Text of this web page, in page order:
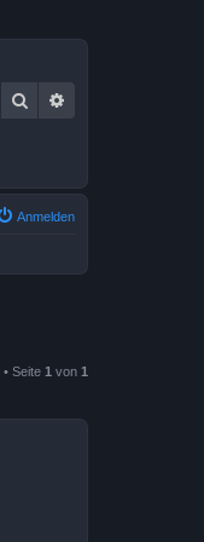
Suche
Anmelden
Seite 1 von 1